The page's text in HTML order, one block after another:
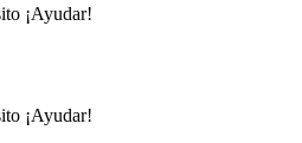
¡Ayudar!
¡Ayudar!